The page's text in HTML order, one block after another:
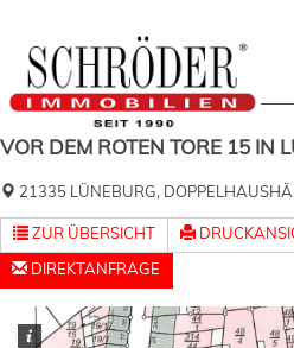
VOR DEM ROTEN TORE 15 IN
21335 LÜNEBURG,
ZUR ÜBERSICHT
DIREKTANFRAGE